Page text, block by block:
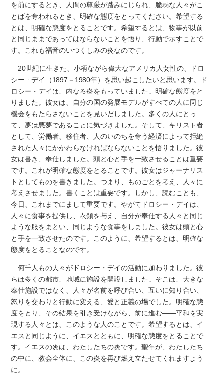
を前にするとき、人間の尊厳が踏みにじられ、脆弱な人々がこ
とばを奪われるとき、明確な態度をとってください。希望する
とは、明確な態度をとることです。希望するとは、物事が以前
と同じままであってはならないことを悟り、行動で示すことで
す。これも福音のいつくしみの炎なのです。
20世紀に生きた、小柄ながら偉大なアメリカ人女性の、ドロ
シー・デイ（1897－1980年）を思い起こしたいと思います。ド
ロシー・デイは、内なる炎をもっていました。明確な態度をと
りました。彼女は、自分の国の発展モデルがすべての人に同じ
機会をもたらさないことを見いだしました。多くの人にとっ
て、夢は悪夢であることに気づきました。そして、キリスト者
として、労働者、移住者、人のいのちを奪う経済によって拒絶
された人々にかかわらなければならないことを悟りました。彼
女は書き、奉仕しました。頭と心と手を一致させることは重要
です。これが明確な態度をとることです。彼女はジャーナリス
トとしてものを書きました。つまり、ものごとを考え、人々に
考えさせました。書くことは重要です。しかし、読むことも、
今日、これまでにまして重要です。やがてドロシー・デイは、
人々に食事を提供し、衣類を与え、自分が奉仕する人々と同じ
ような服をまとい、同じような食事をしました。彼女は頭と心
と手を一致させたのです。このように、希望するとは、明確な
態度をとることなのです。
何千人もの人々がドロシー・デイの活動に加わりました。彼
らは多くの都市、地域に施設を開設しました。そこは、大きな
奉仕施設ではなく、人々が名前を呼び合い、互いに知り合い、
怒りを交わりと行動に変える、愛と正義の場でした。明確な態
度をとり、その結果を引き受けながら、前に進む――平和を実
現する人々とは、このような人のことです。希望するとは、イ
エスと同じように、イエスとともに、明確な態度をとることで
す。イエスの炎は、わたしたちの炎です。聖年が、わたしたち
の中に、教会全体に、この炎を再び燃え立たせてくれますよう
に。